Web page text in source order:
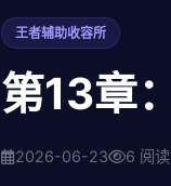
王者辅助收容所
第13章
2026-06-23 6 阅读